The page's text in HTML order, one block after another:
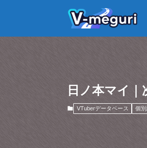
日ノ本マイ｜
VTuberデータベース 個